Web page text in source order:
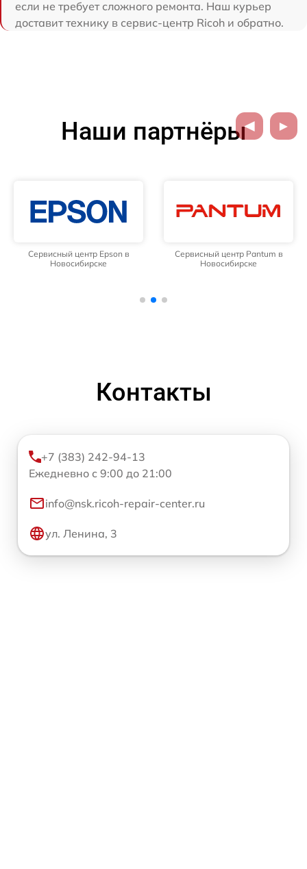
если не требует сложного ремонта. Наш курьер
доставит технику в сервис-центр Ricoh и обратно.
Наши партнёры
Сервисный центр Epson в
Новосибирске
Сервисный центр Pantum в
Новосибирске
Контакты
+7 (383) 242-94-13
Ежедневно с 9:00 до 21:00
info@nsk.ricoh-repair-center.ru
ул. Ленина, 3